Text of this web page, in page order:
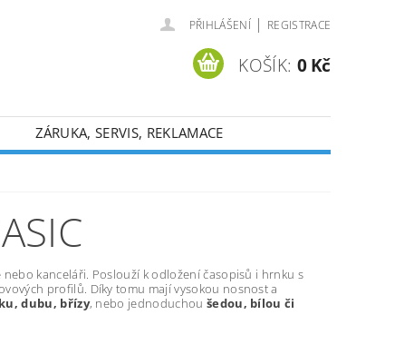
PŘIHLÁŠENÍ | REGISTRACE
KOŠÍK: 0 Kč
ZÁRUKA, SERVIS, REKLAMACE
kanceláři. Poslouží k odložení časopisů i hrnku s
profilů. Díky tomu mají vysokou nosnost a
dubu, břízy, nebo jednoduchou šedou, bílou či